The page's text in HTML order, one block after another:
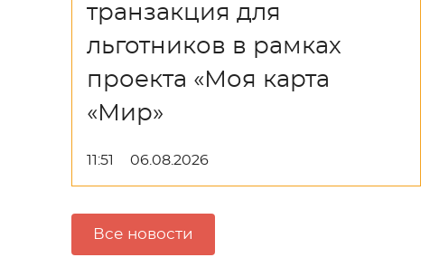
транзакция для
льготников в рамках
проекта «Моя карта
«Мир»
11:51 06.08.2026
Все новости